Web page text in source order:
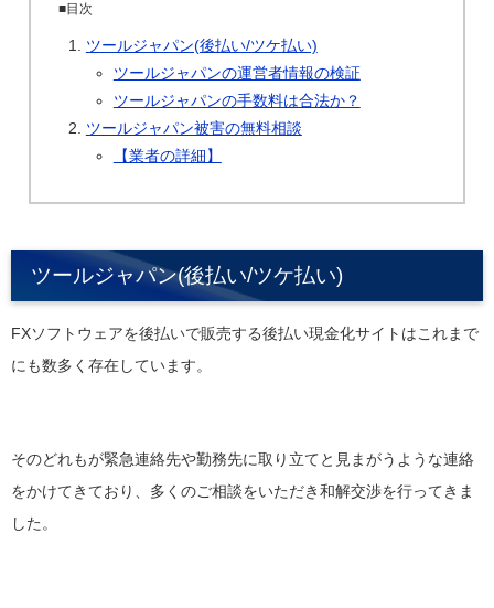
■目次
ツールジャパン(後払い/ツケ払い)
ツールジャパンの運営者情報の検証
ツールジャパンの手数料は合法か？
ツールジャパン被害の無料相談
【業者の詳細】
ツールジャパン(後払い/ツケ払い)
FXソフトウェアを後払いで販売する後払い現金化サイトはこれまで
にも数多く存在しています。
そのどれもが緊急連絡先や勤務先に取り立てと見まがうような連絡
をかけてきており、多くのご相談をいただき和解交渉を行ってきま
した。